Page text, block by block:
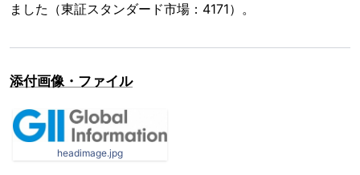
ました（東証スタンダード市場：4171）。
添付画像・ファイル
headimage.jpg